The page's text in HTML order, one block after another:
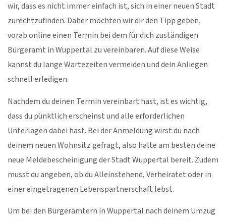
wir, dass es nicht immer einfach ist, sich in einer neuen Stadt
zurechtzufinden. Daher möchten wir dir den Tipp geben,
vorab online einen Termin bei dem für dich zuständigen
Bürgeramt in Wuppertal zu vereinbaren. Auf diese Weise
kannst du lange Wartezeiten vermeiden und dein Anliegen
schnell erledigen.
Nachdem du deinen Termin vereinbart hast, ist es wichtig,
dass du pünktlich erscheinst und alle erforderlichen
Unterlagen dabei hast. Bei der Anmeldung wirst du nach
deinem neuen Wohnsitz gefragt, also halte am besten deine
neue Meldebescheinigung der Stadt Wuppertal bereit. Zudem
musst du angeben, ob du Alleinstehend, Verheiratet oder in
einer eingetragenen Lebenspartnerschaft lebst.
Um bei den Bürgerämtern in Wuppertal nach deinem Umzug